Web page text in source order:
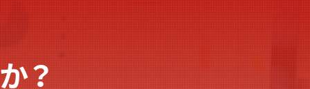
？